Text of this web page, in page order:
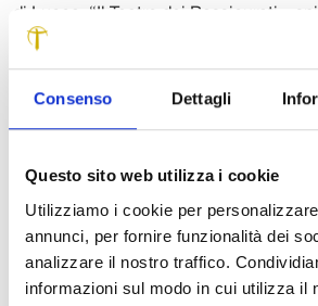
Consenso Dettagli
Questo sito web utilizza i cookie
Utilizziamo i cookie per
annunci, per fornire funzionalità dei
analizzare il nostro traffico.
informazioni sul modo in cui utilizza il
di Lucca. “Il Teatro dei Rassicurati –
Montecarlo Giuseppe Pieretti – anche
accessori necessari allo svolgimento
risultato, fin dalla sua origine, privo di
carenza – prosegue Pieretti – il
dove si trova l’attuale ingresso
progettuale prescelta è stata quella